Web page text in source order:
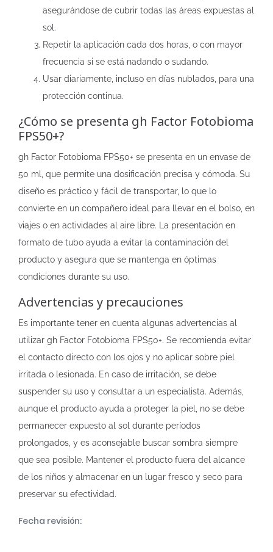
asegurándose de cubrir todas las áreas expuestas al
sol.
Repetir la aplicación cada dos horas, o con mayor
frecuencia si se está nadando o sudando.
Usar diariamente, incluso en días nublados, para una
protección continua.
¿Cómo se presenta gh Factor Fotobioma
FPS50+?
gh Factor Fotobioma FPS50+ se presenta en un envase de
50 ml, que permite una dosificación precisa y cómoda. Su
diseño es práctico y fácil de transportar, lo que lo
convierte en un compañero ideal para llevar en el bolso, en
viajes o en actividades al aire libre. La presentación en
formato de tubo ayuda a evitar la contaminación del
producto y asegura que se mantenga en óptimas
condiciones durante su uso.
Advertencias y precauciones
Es importante tener en cuenta algunas advertencias al
utilizar gh Factor Fotobioma FPS50+. Se recomienda evitar
el contacto directo con los ojos y no aplicar sobre piel
irritada o lesionada. En caso de irritación, se debe
suspender su uso y consultar a un especialista. Además,
aunque el producto ayuda a proteger la piel, no se debe
permanecer expuesto al sol durante períodos
prolongados, y es aconsejable buscar sombra siempre
que sea posible. Mantener el producto fuera del alcance
de los niños y almacenar en un lugar fresco y seco para
preservar su efectividad.
Fecha revisión: